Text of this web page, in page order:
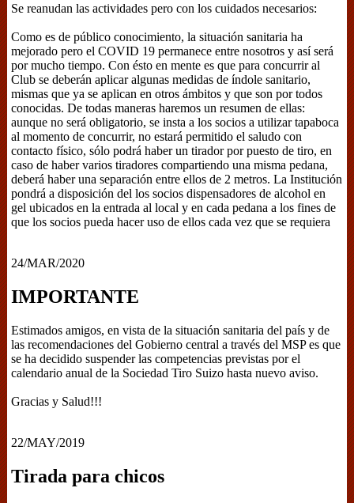
Se reanudan las actividades pero con los cuidados necesarios:
Como es de público conocimiento, la situación sanitaria ha
mejorado pero el COVID 19 permanece entre nosotros y así será
por mucho tiempo. Con ésto en mente es que para concurrir al
Club se deberán aplicar algunas medidas de índole sanitario,
mismas que ya se aplican en otros ámbitos y que son por todos
conocidas. De todas maneras haremos un resumen de ellas:
aunque no será obligatorio, se insta a los socios a utilizar tapaboca
al momento de concurrir, no estará permitido el saludo con
contacto físico, sólo podrá haber un tirador por puesto de tiro, en
caso de haber varios tiradores compartiendo una misma pedana,
deberá haber una separación entre ellos de 2 metros. La Institución
pondrá a disposición del los socios dispensadores de alcohol en
gel ubicados en la entrada al local y en cada pedana a los fines de
que los socios pueda hacer uso de ellos cada vez que se requiera
24/MAR/2020
IMPORTANTE
Estimados amigos, en vista de la situación sanitaria del país y de
las recomendaciones del Gobierno central a través del MSP es que
se ha decidido suspender las competencias previstas por el
calendario anual de la Sociedad Tiro Suizo hasta nuevo aviso.
Gracias y Salud!!!
22/MAY/2019
Tirada para chicos